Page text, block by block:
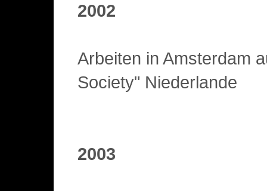
2002
Arbeiten in Amsterdam
Society" Niederlande
2003